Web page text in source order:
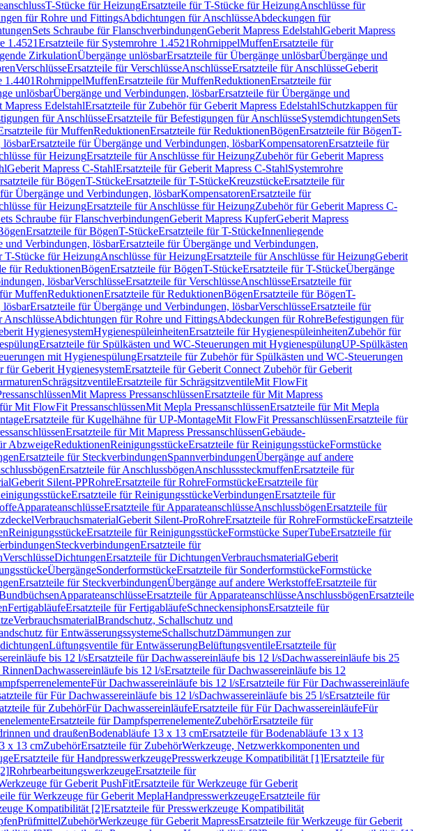
T-Stücke für HeizungErsatzteile für T-Stücke für HeizungAnschlüsse für
für Rohre und FittingsAbdichtungen für AnschlüsseAbdeckungen für
Sets Schraube für FlanschverbindungenGeberit Mapress EdelstahlGeberit Mapress
1.4521Ersatzteile für Systemrohre 1.4521RohrnippelMuffenErsatzteile für
ZirkulationÜbergänge unlösbarErsatzteile für Übergänge unlösbarÜbergänge und
VerschlüsseErsatzteile für VerschlüsseAnschlüsseErsatzteile für AnschlüsseGeberit
1.4401RohrnippelMuffenErsatzteile für MuffenReduktionenErsatzteile für
unlösbarÜbergänge und Verbindungen, lösbarErsatzteile für Übergänge und
EdelstahlErsatzteile für Zubehör für Geberit Mapress EdelstahlSchutzkappen für
für AnschlüsseErsatzteile für Befestigungen für AnschlüsseSystemdichtungenSets
für MuffenReduktionenErsatzteile für ReduktionenBögenErsatzteile für BögenT-
lösbarErsatzteile für Übergänge und Verbindungen, lösbarKompensatorenErsatzteile für
für HeizungErsatzteile für Anschlüsse für HeizungZubehör für Geberit Mapress
Geberit Mapress C-StahlErsatzteile für Geberit Mapress C-StahlSystemrohre
für BögenT-StückeErsatzteile für T-StückeKreuzstückeErsatzteile für
Übergänge und Verbindungen, lösbarKompensatorenErsatzteile für
für HeizungErsatzteile für Anschlüsse für HeizungZubehör für Geberit Mapress C-
Schraube für FlanschverbindungenGeberit Mapress KupferGeberit Mapress
Ersatzteile für BögenT-StückeErsatzteile für T-StückeInnenliegende
und Verbindungen, lösbarErsatzteile für Übergänge und Verbindungen,
T-Stücke für HeizungAnschlüsse für HeizungErsatzteile für Anschlüsse für HeizungGeberit
für ReduktionenBögenErsatzteile für BögenT-StückeErsatzteile für T-StückeÜbergänge
lösbarVerschlüsseErsatzteile für VerschlüsseAnschlüsseErsatzteile für
MuffenReduktionenErsatzteile für ReduktionenBögenErsatzteile für BögenT-
lösbarErsatzteile für Übergänge und Verbindungen, lösbarVerschlüsseErsatzteile für
AnschlüsseAbdichtungen für Rohre und FittingsAbdeckungen für RohreBefestigungen für
HygienesystemHygienespüleinheitenErsatzteile für HygienespüleinheitenZubehör für
Ersatzteile für Spülkästen und WC-Steuerungen mit HygienespülungUP-Spülkästen
mit HygienespülungErsatzteile für Zubehör für Spülkästen und WC-Steuerungen
für Geberit HygienesystemErsatzteile für Geberit Connect Zubehör für Geberit
SchrägsitzventileErsatzteile für SchrägsitzventileMit FlowFit
Mit Mapress PressanschlüssenErsatzteile für Mit Mapress
Mit FlowFit PressanschlüssenMit Mepla PressanschlüssenErsatzteile für Mit Mepla
Ersatzteile für Kugelhähne für UP-MontageMit FlowFit PressanschlüssenErsatzteile für
Ersatzteile für Mit Mapress PressanschlüssenGebäude-
AbzweigeReduktionenReinigungsstückeErsatzteile für ReinigungsstückeFormstücke
Ersatzteile für SteckverbindungenSpannverbindungenÜbergänge auf andere
Ersatzteile für AnschlussbögenAnschlusssteckmuffenErsatzteile für
Geberit Silent-PPRohreErsatzteile für RohreFormstückeErsatzteile für
Ersatzteile für ReinigungsstückeVerbindungenErsatzteile für
ApparateanschlüsseErsatzteile für ApparateanschlüsseAnschlussbögenErsatzteile für
VerbrauchsmaterialGeberit Silent-ProRohreErsatzteile für RohreFormstückeErsatzteile
ReinigungsstückeErsatzteile für ReinigungsstückeFormstücke SuperTubeErsatzteile für
SteckverbindungenErsatzteile für
VerschlüsseDichtungenErsatzteile für DichtungenVerbrauchsmaterialGeberit
ÜbergängeSonderformstückeErsatzteile für SonderformstückeFormstücke
Ersatzteile für SteckverbindungenÜbergänge auf andere WerkstoffeErsatzteile für
ApparateanschlüsseErsatzteile für ApparateanschlüsseAnschlussbögenErsatzteile
FertigabläufeErsatzteile für FertigabläufeSchneckensiphonsErsatzteile für
VerbrauchsmaterialBrandschutz, Schallschutz und
für EntwässerungssystemeSchallschutzDämmungen zur
Lüftungsventile für EntwässerungBelüftungsventileErsatzteile für
bis 12 l/sErsatzteile für Dachwassereinläufe bis 12 l/sDachwassereinläufe bis 25
Dachwassereinläufe bis 12 l/sErsatzteile für Dachwassereinläufe bis 12
Für Dachwassereinläufe bis 12 l/sErsatzteile für Für Dachwassereinläufe
für Für Dachwassereinläufe bis 12 l/sDachwassereinläufe bis 25 l/sErsatzteile für
für ZubehörFür DachwassereinläufeErsatzteile für Für DachwassereinläufeFür
Ersatzteile für DampfsperrenelementeZubehörErsatzteile für
und draußenBodenabläufe 13 x 13 cmErsatzteile für Bodenabläufe 13 x 13
x 13 cmZubehörErsatzteile für ZubehörWerkzeuge, Netzwerkkomponenten und
Ersatzteile für HandpresswerkzeugePresswerkzeuge Kompatibilität [1]Ersatzteile für
RohrbearbeitungswerkzeugeErsatzteile für
für Geberit PushFitErsatzteile für Werkzeuge für Geberit
für Werkzeuge für Geberit MeplaHandpresswerkzeugeErsatzteile für
Kompatibilität [2]Ersatzteile für Presswerkzeuge Kompatibilität
PrüfmittelZubehörWerkzeuge für Geberit MapressErsatzteile für Werkzeuge für Geberit